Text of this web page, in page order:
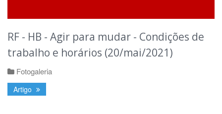
RF - HB - Agir para mudar - Condições de
trabalho e horários (20/mai/2021)
Fotogaleria
Artigo